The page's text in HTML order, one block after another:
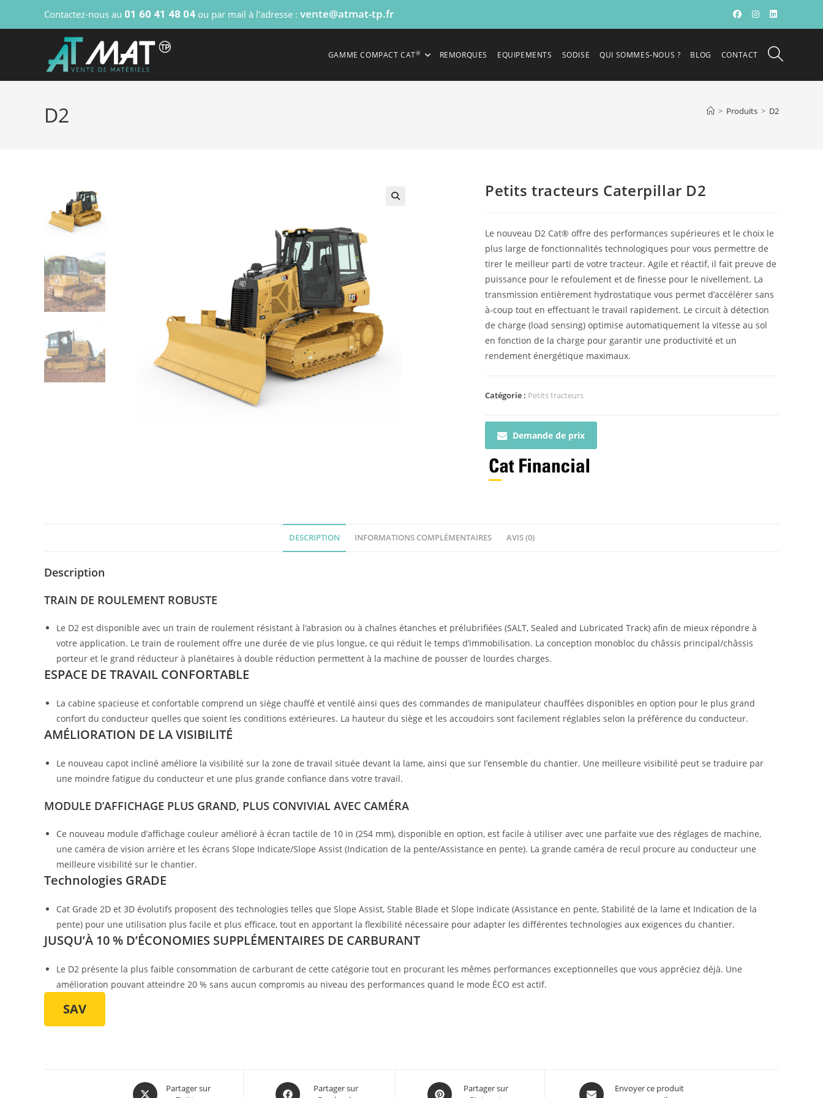
Contactez-nous au 01 60 41 48 04 ou par mail à l'adresse : vente@atmat-tp.fr
GAMME COMPACT CAT® REMORQUES EQUIPEMENTS SODISE QUI SOMMES-NOUS ? BLOG CONTACT
D2 > Produits > D2
Petits tracteurs Caterpillar D2
Le nouveau D2 Cat® offre des performances supérieures et le choix le
plus large de fonctionnalités technologiques pour vous permettre de
tirer le meilleur parti de votre tracteur. Agile et réactif, il fait preuve de
puissance pour le refoulement et de finesse pour le nivellement. La
transmission entièrement hydrostatique vous permet d’accélérer sans
à-coup tout en effectuant le travail rapidement. Le circuit à détection
de charge (load sensing) optimise automatiquement la vitesse au sol
en fonction de la charge pour garantir une productivité et un
rendement énergétique maximaux.
Catégorie : Petits tracteurs
Demande de prix
DESCRIPTION INFORMATIONS COMPLÉMENTAIRES AVIS (0)
Description
TRAIN DE ROULEMENT ROBUSTE
Le D2 est disponible avec un train de roulement résistant à l’abrasion ou à chaînes étanches et prélubrifiées (SALT, Sealed and Lubricated Track) afin de mieux répondre à
votre application. Le train de roulement offre une durée de vie plus longue, ce qui réduit le temps d’immobilisation. La conception monobloc du châssis principal/châssis
porteur et le grand réducteur à planétaires à double réduction permettent à la machine de pousser de lourdes charges.
ESPACE DE TRAVAIL CONFORTABLE
La cabine spacieuse et confortable comprend un siège chauffé et ventilé ainsi ques des commandes de manipulateur chauffées disponibles en option pour le plus grand
confort du conducteur quelles que soient les conditions extérieures. La hauteur du siège et les accoudoirs sont facilement réglables selon la préférence du conducteur.
AMÉLIORATION DE LA VISIBILITÉ
Le nouveau capot incliné améliore la visibilité sur la zone de travail située devant la lame, ainsi que sur l’ensemble du chantier. Une meilleure visibilité peut se traduire par
une moindre fatigue du conducteur et une plus grande confiance dans votre travail.
MODULE D’AFFICHAGE PLUS GRAND, PLUS CONVIVIAL AVEC CAMÉRA
Ce nouveau module d’affichage couleur amélioré à écran tactile de 10 in (254 mm), disponible en option, est facile à utiliser avec une parfaite vue des réglages de machine,
une caméra de vision arrière et les écrans Slope Indicate/Slope Assist (Indication de la pente/Assistance en pente). La grande caméra de recul procure au conducteur une
meilleure visibilité sur le chantier.
Technologies GRADE
Cat Grade 2D et 3D évolutifs proposent des technologies telles que Slope Assist, Stable Blade et Slope Indicate (Assistance en pente, Stabilité de la lame et Indication de la
pente) pour une utilisation plus facile et plus efficace, tout en apportant la flexibilité nécessaire pour adapter les différentes technologies aux exigences du chantier.
JUSQU’À 10 % D’ÉCONOMIES SUPPLÉMENTAIRES DE CARBURANT
Le D2 présente la plus faible consommation de carburant de cette catégorie tout en procurant les mêmes performances exceptionnelles que vous appréciez déjà. Une
amélioration pouvant atteindre 20 % sans aucun compromis au niveau des performances quand le mode ÉCO est actif.
SAV
Partager sur
Partager sur
Partager sur
Envoyer ce produit